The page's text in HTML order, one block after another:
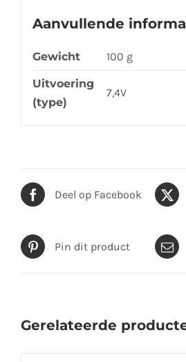
Aanvullende
Gewicht 100 g
Uitvoering
(type)
7,4V
Deel op Facebook
Pin dit product
Gerelateerde